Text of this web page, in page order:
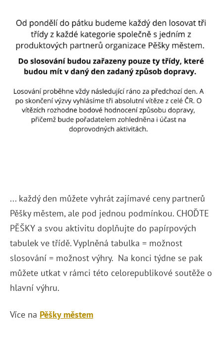
... každý den můžete vyhrát zajímavé ceny partnerů
Pěšky městem, ale pod jednou podmínkou. CHOĎTE
PĚŠKY a svou aktivitu doplňujte do papírpových
tabulek ve třídě. Vyplněná tabulka = možnost
slosování = možnost výhry. Na konci týdne se pak
můžete utkat v rámci této celorepublikové soutěže o
hlavní výhru.
Více na Pěšky městem